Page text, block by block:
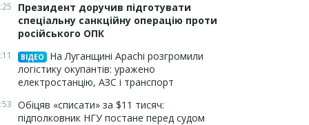
Президент доручив підготувати
спеціальну санкційну операцію проти
російського ОПК
ВІДЕО
На Луганщині Apachi розгромили
логістику окупантів: уражено
електростанцію, АЗС і транспорт
Обіцяв «списати» за $11 тисяч:
підполковник НГУ постане перед судом